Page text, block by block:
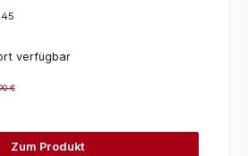
verfügbar
€
Zum Produkt